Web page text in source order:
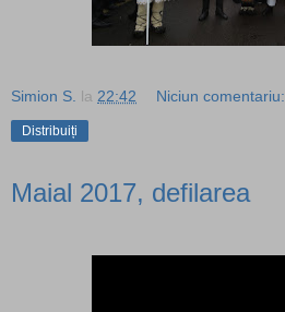
Simion S. la 22:42 Niciun comentariu:
Distribuiți
Maial 2017, defilarea